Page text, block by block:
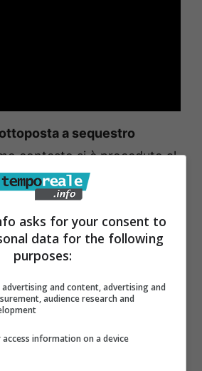
a sequestro
contesto si è proceduto al
amministrativo 7 fucili, 5
e 48 cartucce, il tutto
. Nei confronti di
procedimentoper
di detenzione armi.
della circolazione
il quale sono stati
asks for your consent to
data for the following
purposes:
advertising and content, advertising and
audience research and
information on a device